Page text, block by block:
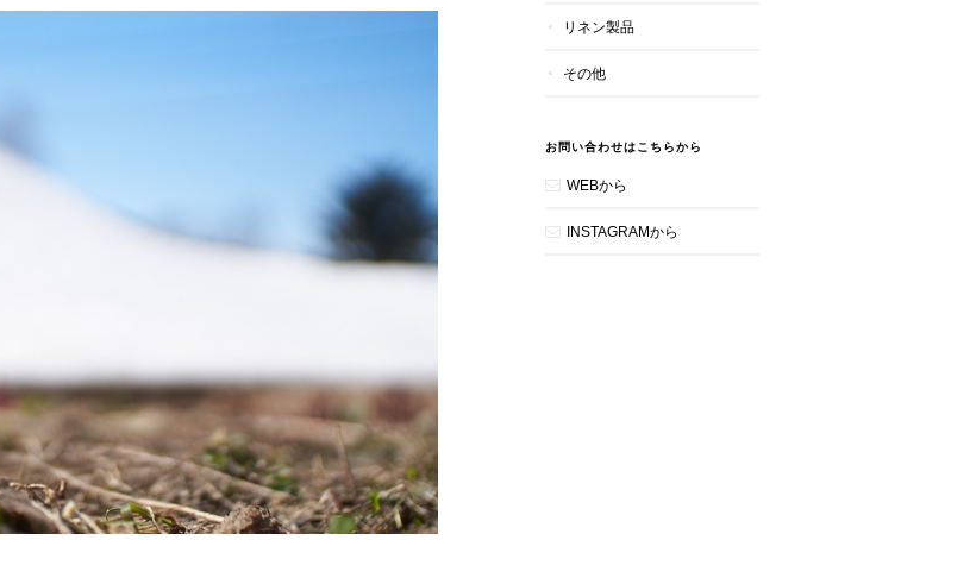
リネン製品
その他
お問い合わせはこちらから
WEBから
INSTAGRAMから